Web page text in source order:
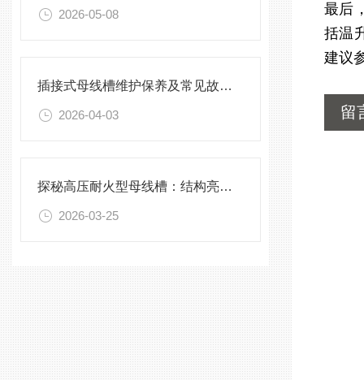
2026-05-08
插接式母线槽维护保养及常见故障处理指南
2026-04-03
探秘高压耐火型母线槽：结构亮点与实用效能
2026-03-25
最后
括温
建议
留